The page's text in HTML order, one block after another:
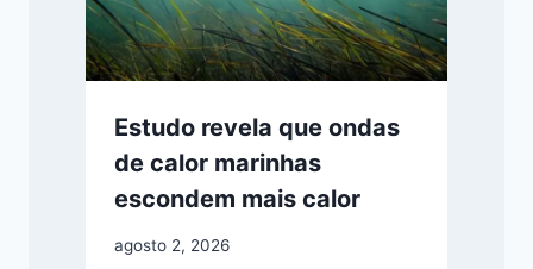
Estudo revela que ondas
de calor marinhas
escondem mais calor
agosto 2, 2026